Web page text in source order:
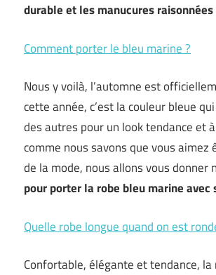
durable et les manucures
Comment porter le bleu marine ?
Nous y voilà, l’automne est
cette année, c’est la couleur bleue
des autres pour un look tendance et
comme nous savons que vous aimez
de la mode, nous allons vous donner
pour porter la robe bleu marine avec
Quelle robe longue quand on est
Confortable, élégante et tendance, la